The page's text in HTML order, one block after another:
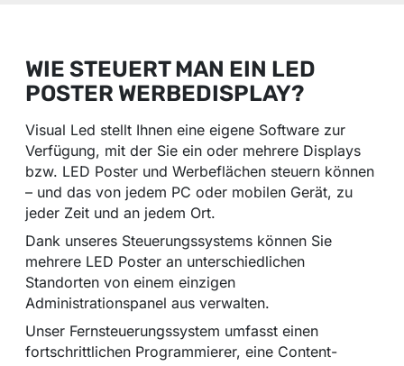
WIE STEUERT MAN EIN LED
POSTER WERBEDISPLAY?
Visual Led stellt Ihnen eine eigene Software zur
Verfügung, mit der Sie ein oder mehrere Displays
bzw. LED Poster und Werbeflächen steuern können
– und das von jedem PC oder mobilen Gerät, zu
jeder Zeit und an jedem Ort.
Dank unseres Steuerungssystems können Sie
mehrere LED Poster an unterschiedlichen
Standorten von einem einzigen
Administrationspanel aus verwalten.
Unser Fernsteuerungssystem umfasst einen
fortschrittlichen Programmierer, eine Content-